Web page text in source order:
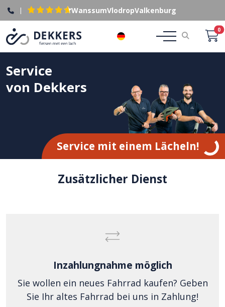
| WanssumVlodropValkenburg
0
Service
von Dekkers
Service mit einem Lächeln!
Zusätzlicher Dienst
Inzahlungnahme möglich
Sie wollen ein neues Fahrrad kaufen? Geben
Sie Ihr altes Fahrrad bei uns in Zahlung!